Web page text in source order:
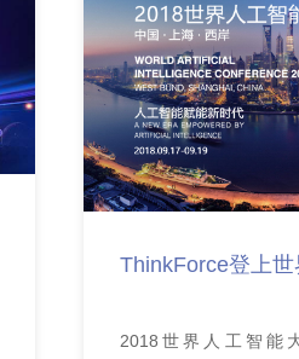
ThinkForce登上
2018世界人工智能